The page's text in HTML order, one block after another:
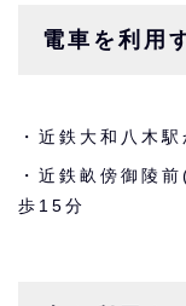
電車を利用
・近鉄大和八木
・近鉄畝傍御陵
歩15分